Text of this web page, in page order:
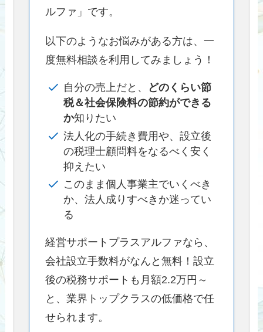
ルファ」です。
以下のようなお悩みがある方は、一
度無料相談を利用してみましょう！
自分の売上だと、
どのくらい節
税＆社会保険料の節約ができる
か知りたい
法人化の手続き費用や、設立後
の税理士顧問料をなるべく安く
抑えたい
このまま個人事業主でいくべき
か、法人成りすべきか迷ってい
る
経営サポートプラスアルファなら、
会社設立手数料がなんと無料！設立
後の税務サポートも月額2.2万円～
と、業界トップクラスの低価格で任
せられます。